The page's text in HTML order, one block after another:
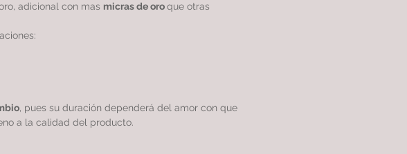
adicional con mas micras de oroque otras
, pues su duración dependerá del amor con que
a la calidad del producto.